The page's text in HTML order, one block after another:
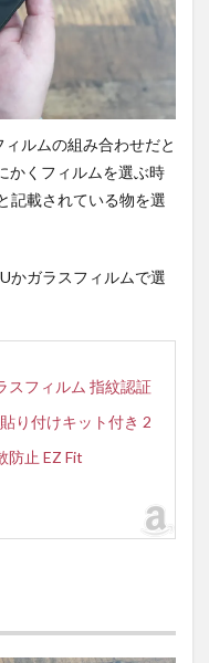
ルムの組み合わせだと
かくフィルムを選ぶ時
記載されている物を選
かガラスフィルムで選
スフィルム 指紋認証
り付けキット付き 2
防止 EZ Fit